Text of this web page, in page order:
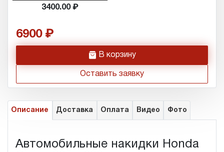
3400.00
6900
h В корзину
Оставить заявку
Описание Доставка Оплата Видео Фото
Автомобильные накидки Honda